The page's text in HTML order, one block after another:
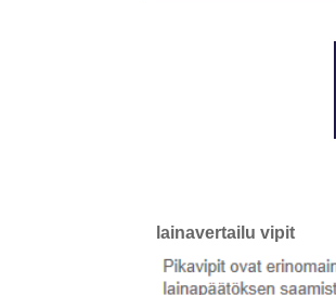
lainavertailu vipit